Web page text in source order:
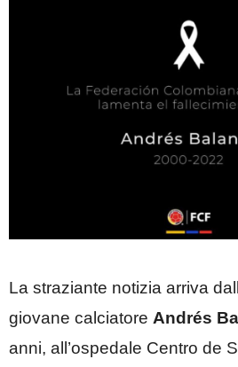
La straziante notizia arriva
giovane calciatore Andrés
anni, all’ospedale Centro de